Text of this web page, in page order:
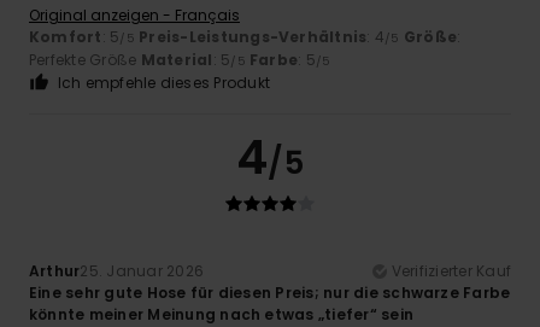
Original anzeigen - Français
Komfort: 5/5 Preis-Leistungs-Verhältnis: 4/5 Größe:
Perfekte Größe Material: 5/5 Farbe: 5/5
Ich empfehle dieses Produkt
4/5
Arthur25. Januar 2026
Verifizierter Kauf
Eine sehr gute Hose für diesen Preis; nur die schwarze Farbe
könnte meiner Meinung nach etwas „tiefer“ sein